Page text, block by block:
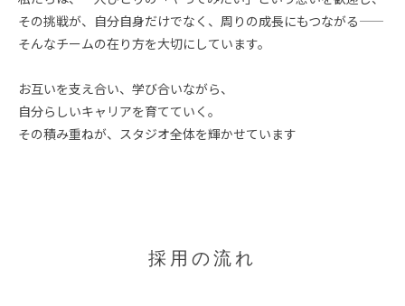
その挑戦が、自分自身だけでなく、周りの成長にもつながる――
そんなチームの在り方を大切にしています。
お互いを支え合い、学び合いながら、
自分らしいキャリアを育てていく。
その積み重ねが、スタジオ全体を輝かせています
採用の流れ